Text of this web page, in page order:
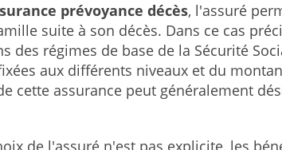
prévoyance décès, l'assuré
suite à son décès. Dans ce cas
des régimes de base de la Sécurité
aux différents niveaux et du
cette assurance peut généralement
de l'assuré n'est pas explicite, les